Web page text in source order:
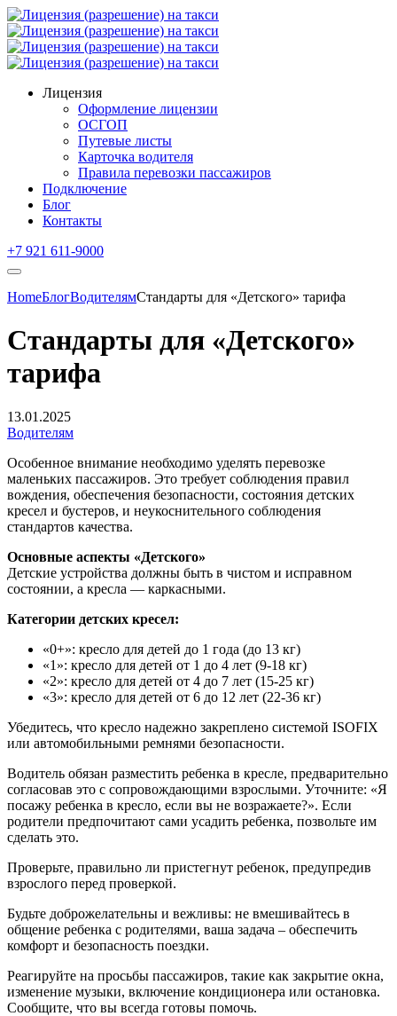
Лицензия
Оформление лицензии
ОСГОП
Путевые листы
Карточка водителя
Правила перевозки пассажиров
Подключение
Блог
Контакты
+7 921 611-9000
HomeБлогВодителямСтандарты для «Детского» тарифа
Стандарты для «Детского»
тарифа
13.01.2025
Водителям
Особенное внимание необходимо уделять перевозке
маленьких пассажиров. Это требует соблюдения правил
вождения, обеспечения безопасности, состояния детских
кресел и бустеров, и неукоснительного соблюдения
стандартов качества.
Основные аспекты «Детского»
Детские устройства должны быть в чистом и исправном
состоянии, а кресла — каркасными.
Категории детских кресел:
«0+»: кресло для детей до 1 года (до 13 кг)
«1»: кресло для детей от 1 до 4 лет (9-18 кг)
«2»: кресло для детей от 4 до 7 лет (15-25 кг)
«3»: кресло для детей от 6 до 12 лет (22-36 кг)
Убедитесь, что кресло надежно закреплено системой ISOFIX
или автомобильными ремнями безопасности.
Водитель обязан разместить ребенка в кресле, предварительно
согласовав это с сопровождающими взрослыми. Уточните: «Я
посажу ребенка в кресло, если вы не возражаете?». Если
родители предпочитают сами усадить ребенка, позвольте им
сделать это.
Проверьте, правильно ли пристегнут ребенок, предупредив
взрослого перед проверкой.
Будьте доброжелательны и вежливы: не вмешивайтесь в
общение ребенка с родителями, ваша задача – обеспечить
комфорт и безопасность поездки.
Реагируйте на просьбы пассажиров, такие как закрытие окна,
изменение музыки, включение кондиционера или остановка.
Сообщите, что вы всегда готовы помочь.